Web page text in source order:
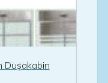
Duşakabin